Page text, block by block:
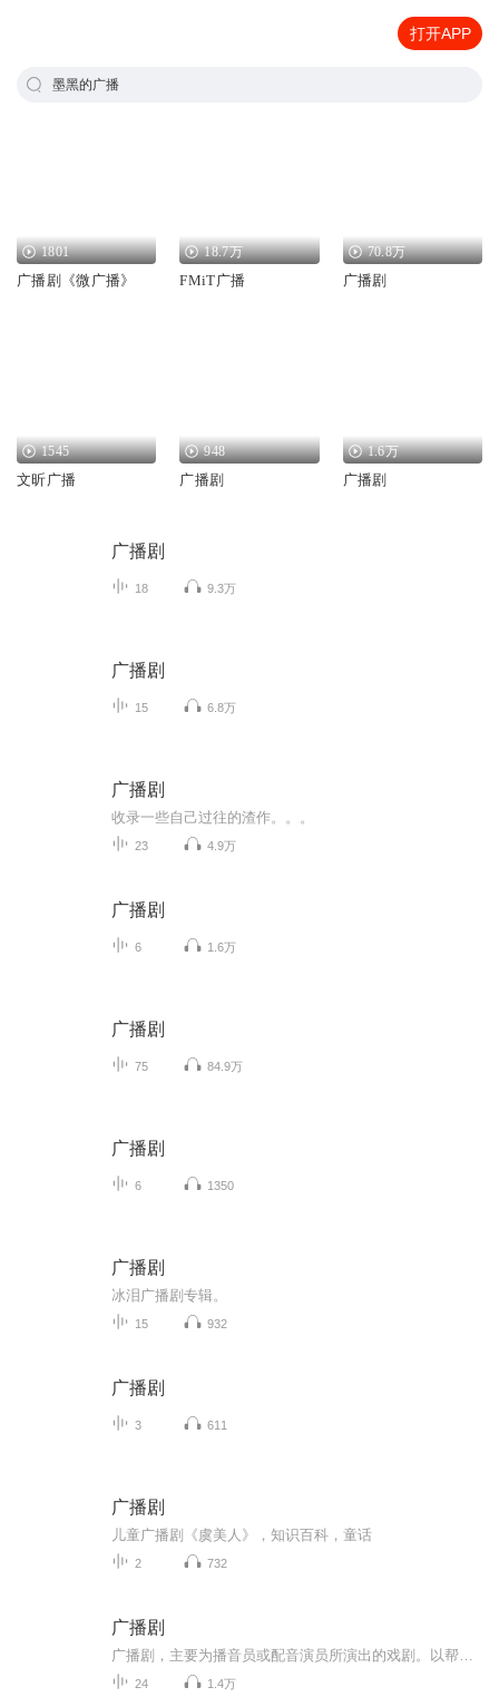
打开APP
墨黑的广播
1801
广播剧《微广播》
18.7万
FMiT广播
70.8万
广播剧
1545
文昕广播
948
广播剧
1.6万
广播剧
广播剧
18 9.3万
广播剧
15 6.8万
广播剧
收录一些自己过往的渣作。。。
23 4.9万
广播剧
6 1.6万
广播剧
75 84.9万
广播剧
6 1350
广播剧
冰泪广播剧专辑。
15 932
广播剧
3 611
广播剧
儿童广播剧《虞美人》，知识百科，童话
2 732
广播剧
24 1.4万